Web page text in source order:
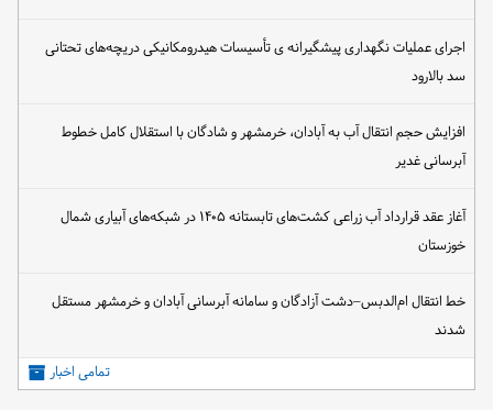
اجرای عملیات نگهداری پیشگیرانه ی تأسیسات هیدرومکانیکی دریچه‌های تحتانی
سد بالارود
افزایش حجم انتقال آب به آبادان، خرمشهر و شادگان با استقلال کامل خطوط
آبرسانی غدیر
آغاز عقد قرارداد آب زراعی کشت‌های تابستانه ۱۴۰۵ در شبکه‌های آبیاری شمال
خوزستان
خط انتقال ام‌الدبس–دشت آزادگان و سامانه آبرسانی آبادان و خرمشهر مستقل
شدند
تمامی اخبار